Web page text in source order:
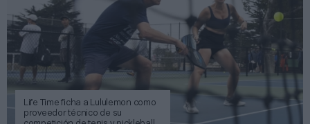
Life Time ficha a Lululemon como
proveedor técnico de su